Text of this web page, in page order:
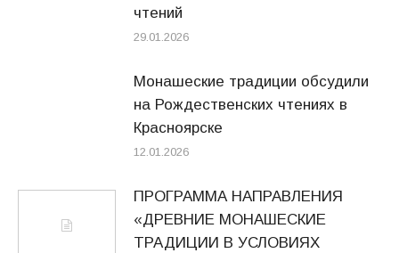
чтений
29.01.2026
Монашеские традиции обсудили
на Рождественских чтениях в
Красноярске
12.01.2026
ПРОГРАММА НАПРАВЛЕНИЯ
«ДРЕВНИЕ МОНАШЕСКИЕ
ТРАДИЦИИ В УСЛОВИЯХ